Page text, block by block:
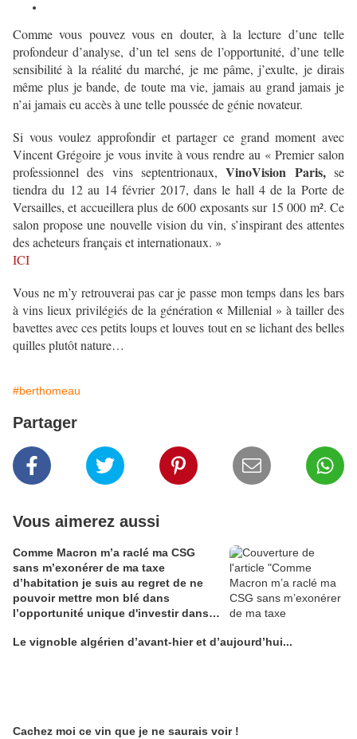
Comme vous pouvez vous en douter, à la lecture d’une telle
profondeur d’analyse, d’un tel sens de l’opportunité, d’une telle
sensibilité à la réalité du marché, je me pâme, j’exulte, je dirais
même plus je bande, de toute ma vie, jamais au grand jamais je
n’ai jamais eu accès à une telle poussée de génie novateur.
Si vous voulez approfondir et partager ce grand moment avec
Vincent Grégoire je vous invite à vous rendre au « Premier salon
professionnel des vins septentrionaux,VinoVision Paris,se
tiendra du 12 au 14 février 2017, dans le hall 4 de la Porte de
Versailles, et accueillera plus de 600 exposants sur 15 000 m². Ce
salon propose une nouvelle vision du vin, s’inspirant des attentes
des acheteurs français et internationaux. »
ICI
Vous ne m’y retrouverai pas car je passe mon temps dans les bars
à vins lieux privilégiés de la génération «Millenial » à tailler des
bavettes avec ces petits loups et louves tout en se lichant des belles
quilles plutôt nature…
#berthomeau
Partager
Vous aimerez aussi
Comme Macron m’a raclé ma CSG
sans m’exonérer de ma taxe
d’habitation je suis au regret de ne
pouvoir mettre mon blé dans
l’opportunité unique d'investir dans
Alain Edouard
Le vignoble algérien d’avant-hier et d’aujourd’hui...
Cachez moi ce vin que je ne saurais voir !